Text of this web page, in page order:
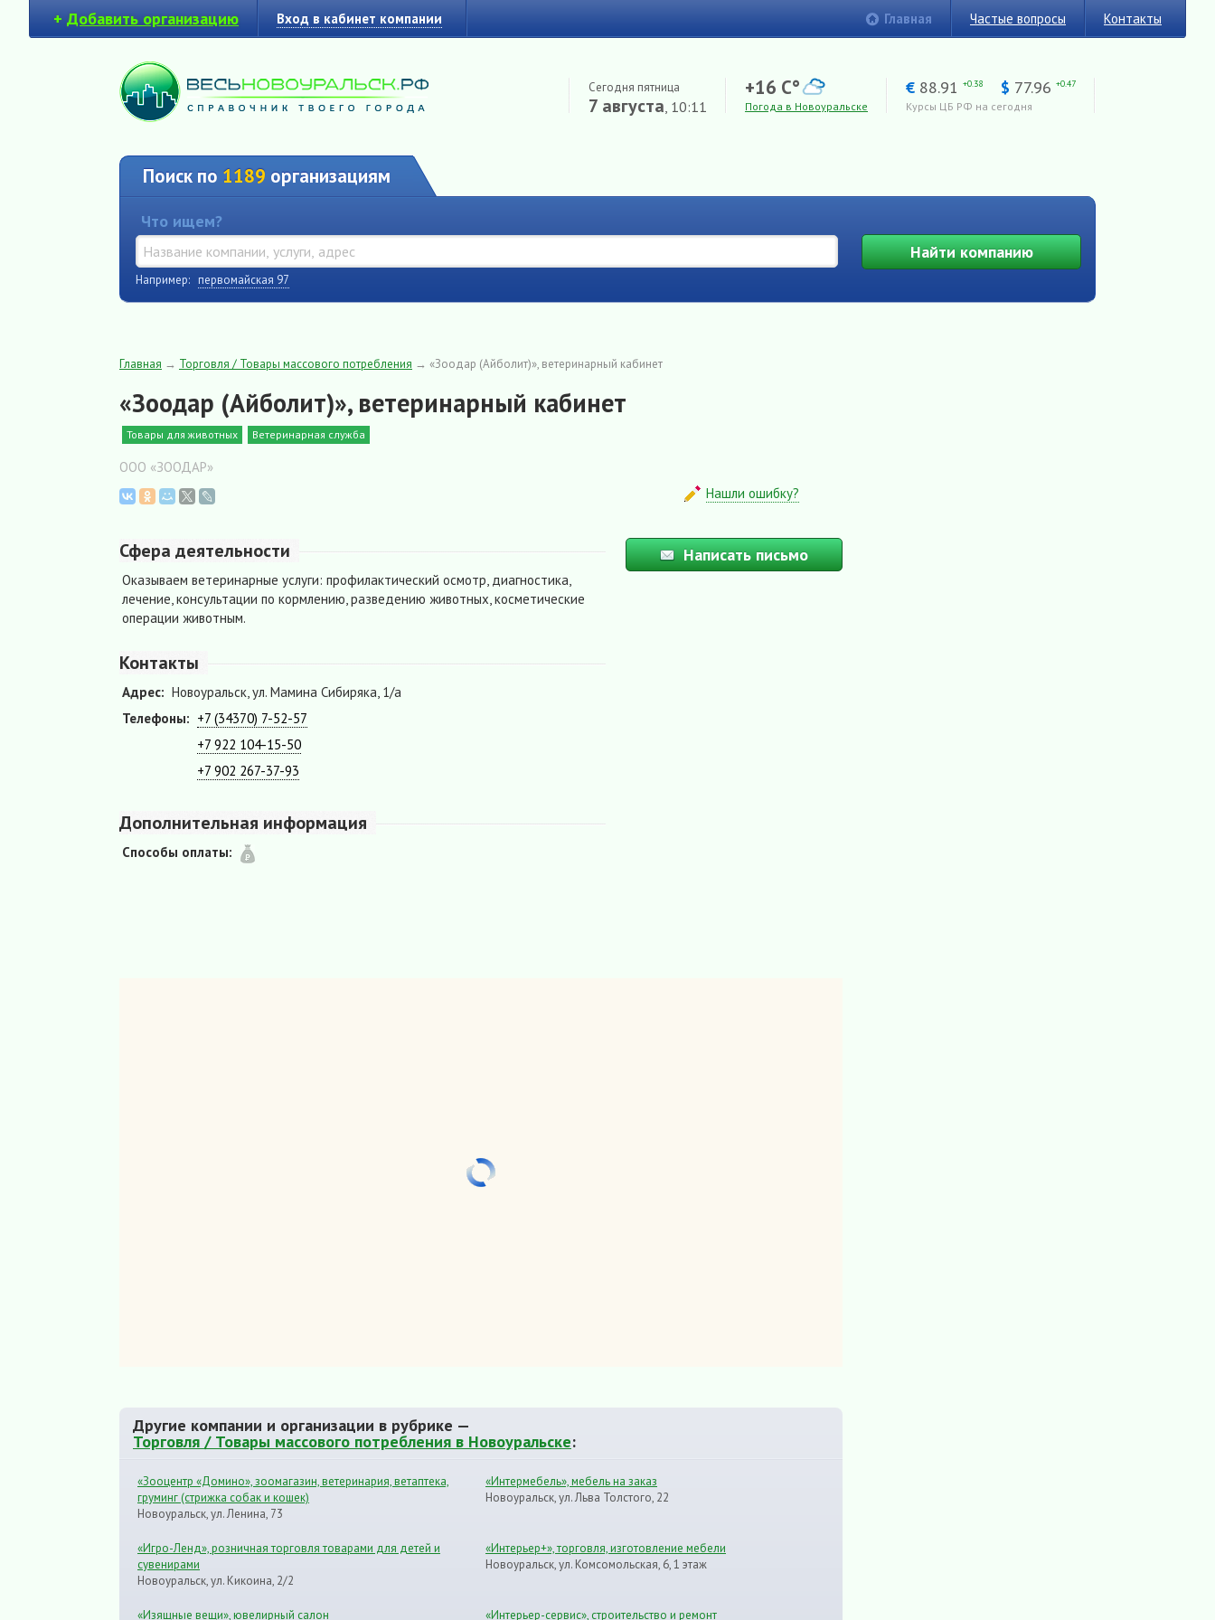
+ Добавить организацию Вход в кабинет компании Главная Частые вопросы Контакты
Сегодня пятница
7 августа, 10:11
+16 C°
Погода в Новоуральске
€ 88.91 +0.38 $ 77.96 +0.47
Курсы ЦБ РФ на сегодня
Поиск по 1189 организациям
Что ищем?
Найтикомпанию
Например: первомайская 97
Главная → Торговля / Товары массового потребления → «Зоодар (Айболит)», ветеринарный кабинет
«Зоодар (Айболит)», ветеринарный кабинет
Товары для животных Ветеринарная служба
ООО «ЗООДАР»
Нашли ошибку?
Сфера деятельности
Оказываем ветеринарные услуги: профилактический осмотр, диагностика,
лечение, консультации по кормлению, разведению животных, косметические
операции животным.
Контакты
Адрес: Новоуральск, ул. Мамина Сибиряка, 1/а
Телефоны: +7 (34370) 7-52-57
+7 922 104-15-50
+7 902 267-37-93
Дополнительная информация
Способы оплаты:
Написать письмо
Другие компании и организации в рубрике —
Торговля / Товары массового потребления в Новоуральске:
«Зооцентр «Домино», зоомагазин, ветеринария, ветаптека,
груминг (стрижка собак и кошек)
Новоуральск, ул. Ленина, 73
«Интермебель», мебель на заказ
Новоуральск, ул. Льва Толстого, 22
«Игро-Ленд», розничная торговля товарами для детей и
сувенирами
Новоуральск, ул. Кикоина, 2/2
«Интерьер+», торговля, изготовление мебели
Новоуральск, ул. Комсомольская, 6, 1 этаж
«Изящные вещи», ювелирный салон «Интерьер-сервис», строительство и ремонт